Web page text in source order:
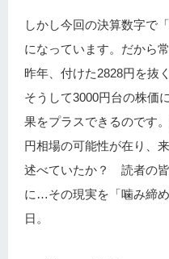
しかし今回の決算数字で
になっています。だから
昨年、付けた2828円を抜
そうして3000円台の株価
果をプラスできるのです
円相場の可能性が在り、
述べていたか？ 読者の
に…その現実を「噛み締
日。